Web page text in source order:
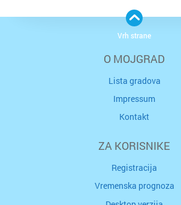
O MOJGRAD
Lista gradova
Impressum
Kontakt
ZA KORISNIKE
Registracija
Vremenska prognoza
Vrh strane